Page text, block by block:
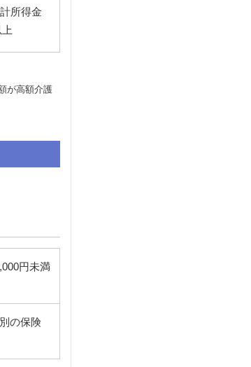
所得金
が高額介護
円未満
の保険